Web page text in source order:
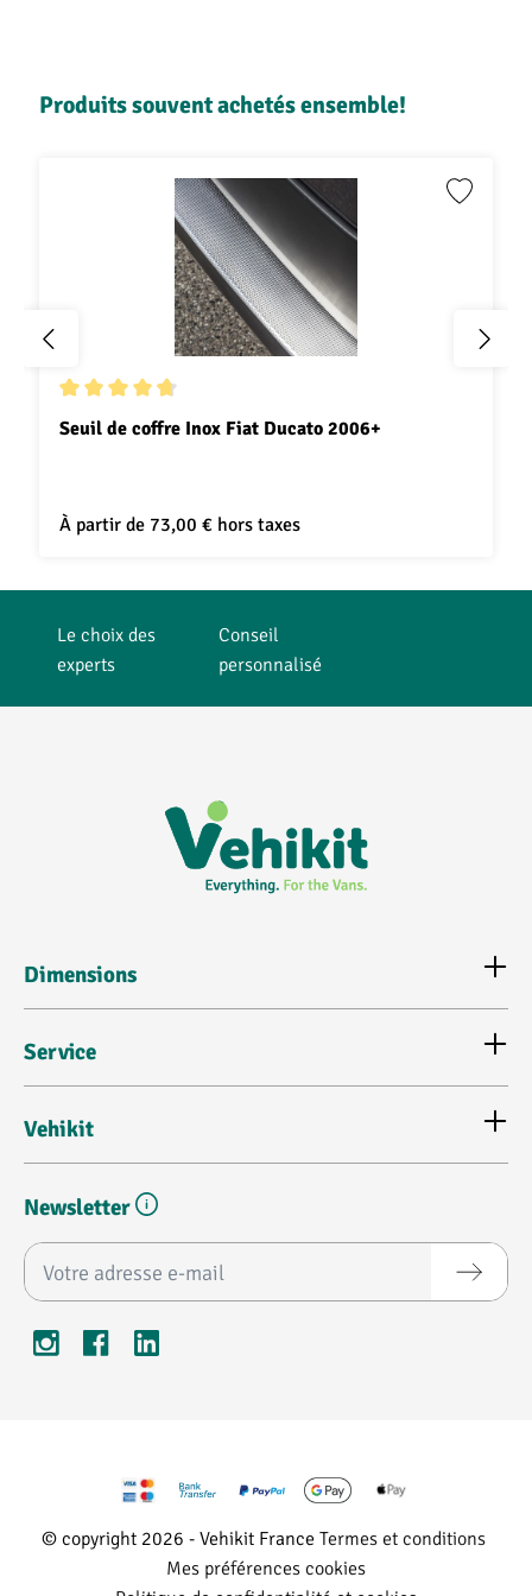
Capacité de charge (Toit) (kg)
Produits souvent achetés ensemble!
Note moyenne de 4.7 sur 5 étoiles
Seuil de coffre Inox Fiat Ducato 2006+
À partir de 73,00 € hors taxes
Le choix des
experts
Conseil
personnalisé
Dimensions
Service
Vehikit
Newsletter
Adresse e-mail*
© copyright 2026 - Vehikit FranceTermes et conditions
Mes préférences cookies